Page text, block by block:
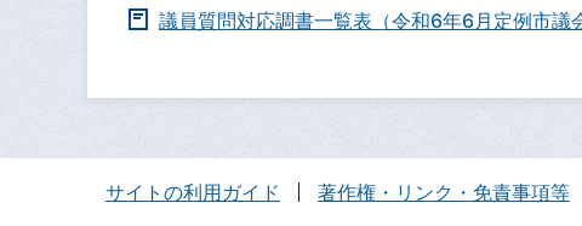
議員質問対応調書一覧表（令和6年6月定例市議
サイトの利用ガイド 著作権・リンク・免責事項等